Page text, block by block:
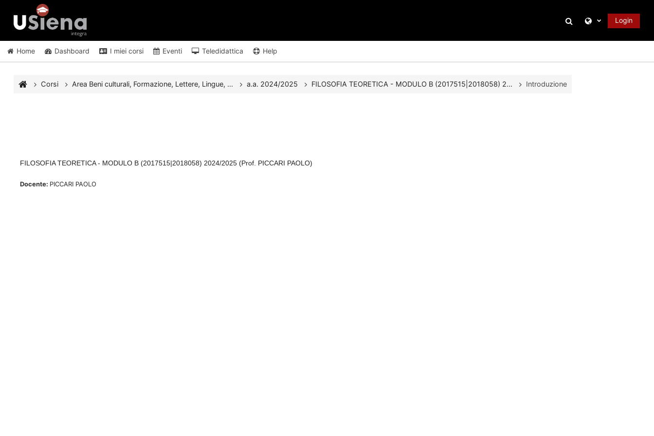
Vai al contenuto principale
Attiva/disattiva
Login
Home Dashboard I miei corsi Eventi Teledidattica Help
Corsi Area Beni culturali, Formazione, Lettere, Lingue, ... a.a. 2024/2025 FILOSOFIA TEORETICA - MODULO B (2017515|2018058) 2... Introduzione
FILOSOFIA TEORETICA - MODULO B (2017515|2018058) 2024/2025 (Prof. PICCARI PAOLO)
Docente: PICCARI PAOLO